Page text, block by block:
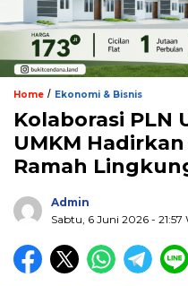
Home / Ekonomi & Bisnis
Kolaborasi PLN
UMKM
Ramah
Admin
Sabtu, 6 Juni 2026 - 21:57